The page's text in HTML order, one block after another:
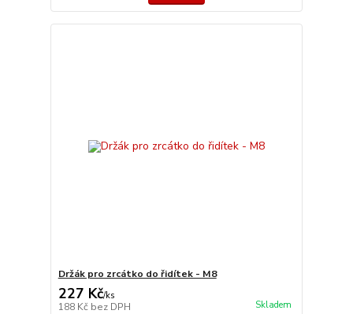
Držák pro zrcátko do řidítek - M8
227 Kč/ks
188 Kč bez DPH Skladem